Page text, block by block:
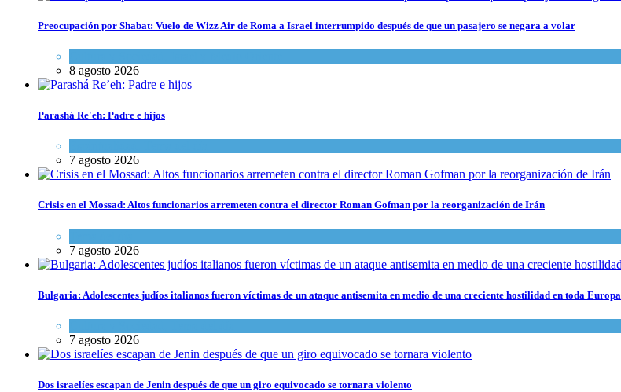
Preocupación por Shabat: Vuelo de Wizz Air de Roma a Israel interrumpido después de que un pasajero se negara a volar
8 agosto 2026
Parashá Re'eh: Padre e hijos
7 agosto 2026
Crisis en el Mossad: Altos funcionarios arremeten contra el director Roman Gofman por la reorganización de Irán
7 agosto 2026
Bulgaria: Adolescentes judíos italianos fueron víctimas de un ataque antisemita en medio de una creciente hostilidad en toda Europa
7 agosto 2026
Dos israelíes escapan de Jenin después de que un giro equivocado se tornara violento